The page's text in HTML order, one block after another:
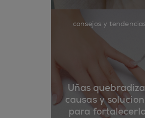
consejos y
Uñas
causas y
para